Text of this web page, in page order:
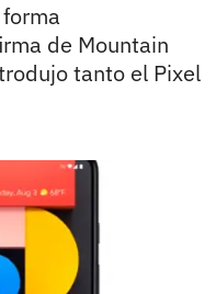
de Mountain
tanto el Pixel